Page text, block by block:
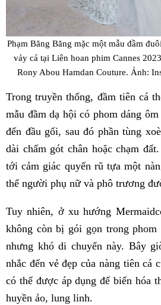
Phạm Băng Băng mặc một mẫu đầm
vảy cá tại Liên hoan phim Cannes
Rony Abou Hamdan Couture. Ảnh:
Trong truyền thống, đầm tiên cá
mẫu đầm dạ hội có phom dáng
đến đầu gối, sau đó phần tùng
dài chấm gót chân hoặc chạm
tới cảm giác quyến rũ tựa một
thể người phụ nữ và phô trương
Tuy nhiên, ở xu hướng
không còn bị gói gọn trong phom
nhưng khó di chuyển này. Bây
nhắc đến vẻ đẹp của nàng tiên cá
có thể được áp dụng để biến hóa
huyền ảo, lung linh.